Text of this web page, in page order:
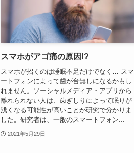
スマホがアゴ痛の原因!?
スマホが招くのは睡眠不足だけでなく… スマ
ートフォンによって歯が台無しになるかもし
れません。ソーシャルメディア・アプリから
離れられない人は、歯ぎしりによって眠りが
浅くなる可能性が高いことが研究で分かりま
した。研究者は、一般のスマートフォン...
2021年5月29日